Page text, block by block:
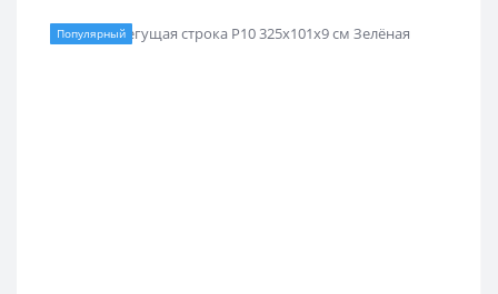
Популярный